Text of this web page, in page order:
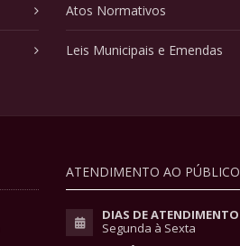
Atos Normativos
Leis Municipais e Emendas
ATENDIMENTO AO PÚBLICO
DIAS DE ATENDIMENTO
Segunda à Sexta